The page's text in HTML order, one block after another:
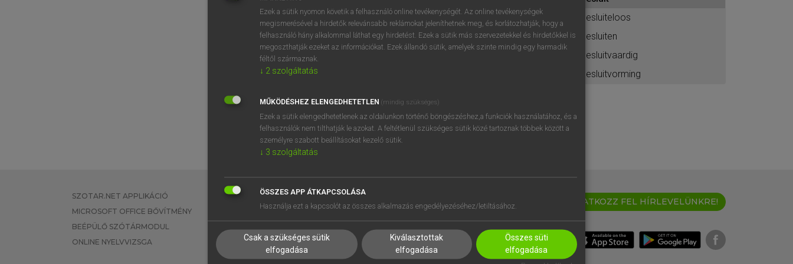
BELÉPÉS
próbaverziójának elindításához
regisztrálok ésbelépek.
REGISZTRÁCIÓ
besluiteloos
besluiten
besluitvaardig
besluitvorming
SZOTAR.NET APPLIKÁCIÓ
MICROSOFT OFFICE BŐVÍTMÉNY
BEÉPÜLŐ SZÓTÁRMODUL
ONLINE NYELVVIZSGA
EGYÉNI FELHASZNÁLÓKNAK
TANULÓKNAK
VÁLLALATI MEGOLDÁSOK
SÚGÓ
RÓLUNK
SÜTI BEÁLLÍTÁSOK
IRATKOZZ FEL HÍRLEVELÜNKRE!
Ezek a sütik nyomon követik a felhasználó online tevékenységét. Az online tevékenységek
megismerésével a hirdetők relevánsabb reklámokat jeleníthetnek meg, és korlátozhatják, hogy a
felhasználó hány alkalommal láthat egy hirdetést. Ezek a sütik más szervezetekkel és hirdetőkkel is
megoszthatják ezeket az információkat. Ezek állandó sütik, amelyek szinte mindig egy harmadik
féltől származnak.
↓ 2 szolgáltatás
MŰKÖDÉSHEZ ELENGEDHETETLEN (mindig szükséges)
Ezek a sütik elengedhetetlenek az oldalunkon történő böngészéshez,a funkciók használatához, és a
felhasználók nem tilthatják le azokat. A feltétlenül szükséges sütik közé tartoznak többek között a
személyre szabott beállításokat kezelő sütik.
↓ 3 szolgáltatás
ÖSSZES APP ÁTKAPCSOLÁSA
Használja ezt a kapcsolót az összes alkalmazás engedélyezéséhez/letiltásához.
Csak a szükséges sütik
elfogadása
Kiválasztottak
elfogadása
Összes süti
elfogadása